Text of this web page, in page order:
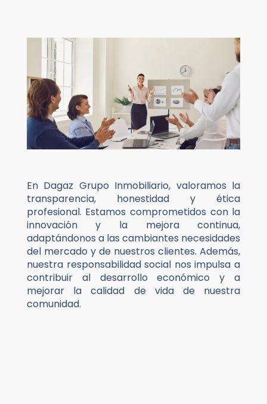
En Dagaz Grupo Inmobiliario, valoramos la
transparencia, honestidad y ética
profesional. Estamos comprometidos con la
innovación y la mejora continua,
adaptándonos a las cambiantes necesidades
del mercado y de nuestros clientes. Además,
nuestra responsabilidad social nos impulsa a
contribuir al desarrollo económico y a
mejorar la calidad de vida de nuestra
comunidad.